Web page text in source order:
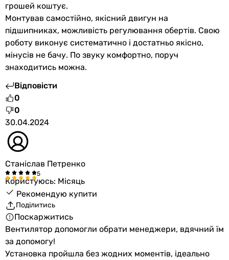
грошей коштує.
Монтував самостійно, якісний двигун на
підшипниках, можливість регулювання обертів. Свою
роботу виконує систематично і достатньо якісно,
мінусів не бачу. По звуку комфортно, поруч
знаходитись можна.
Відповісти
0
0
30.04.2024
Станіслав Петренко
Користуюсь: Місяць
Рекомендую купити
Поділитись
Поскаржитись
Вентилятор допомогли обрати менеджери, вдячний їм
за допомогу!
Установка пройшла без жодних моментів, ідеально